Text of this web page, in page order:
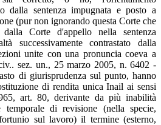
dalla sentenza impugnata e posto a
(pur non ignorando questa Corte che
Corte d'appello nella sentenza
successivamente contrastato dalla
unite con una pronuncia coeva a
sez. un., 25 marzo 2005, n. 6402 -
di giurisprudenza sul punto, hanno
di rendita unica Inail ai sensi
art. 80, derivante da più inabilità
temporale di revisione (nella specie,
sul lavoro) il termine (esterno,